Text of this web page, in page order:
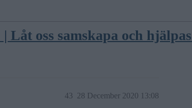
oss samskapa och
28 December 2020 13:08
43